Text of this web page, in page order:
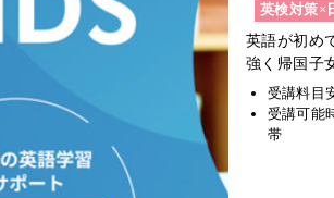
英検対策×
英語が初め
強く帰国子
受講料目
受講可能
帯